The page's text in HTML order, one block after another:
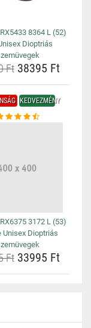
8364 L (52)
Dioptriás
Ft38395 Ft
KEDVEZMÉNY
3172 L (53)
Unisex Dioptriás
Ft33995 Ft